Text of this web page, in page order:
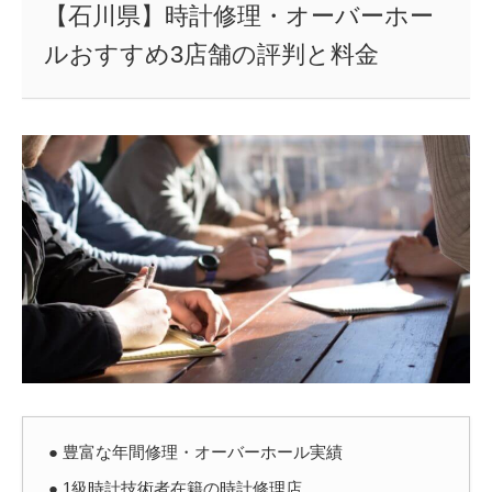
【石川県】時計修理・オーバーホー
ルおすすめ3店舗の評判と料金
● 豊富な年間修理・オーバーホール実績